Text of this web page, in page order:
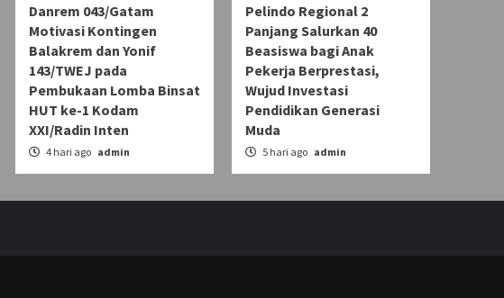
Danrem 043/Gatam
Motivasi Kontingen
Balakrem dan Yonif
143/TWEJ pada
Pembukaan Lomba Binsat
HUT ke-1 Kodam
XXI/Radin Inten
4 hari ago admin
Pelindo Regional 2
Panjang Salurkan 40
Beasiswa bagi Anak
Pekerja Berprestasi,
Wujud Investasi
Pendidikan Generasi
Muda
5 hari ago admin